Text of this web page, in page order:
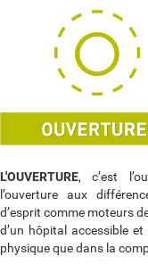
L'OUVERTURE, c’est
l’ouverture aux
d’esprit comme moteurs
d’un hôpital accessible
physique que dans la